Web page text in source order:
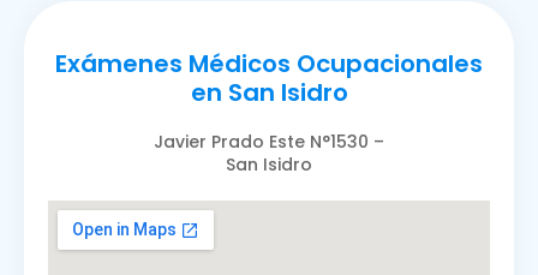
Exámenes Médicos Ocupacionales
en San Isidro
Javier Prado Este N°1530 –
San Isidro